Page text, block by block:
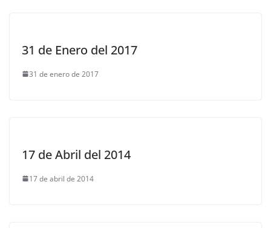
31 de Enero del 2017
31 de enero de 2017
17 de Abril del 2014
17 de abril de 2014